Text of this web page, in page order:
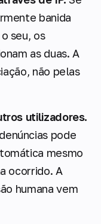
banida
seu, os
as duas. A
não pelas
utilizadores.
pode
mesmo
ocorrido. A
humana vem